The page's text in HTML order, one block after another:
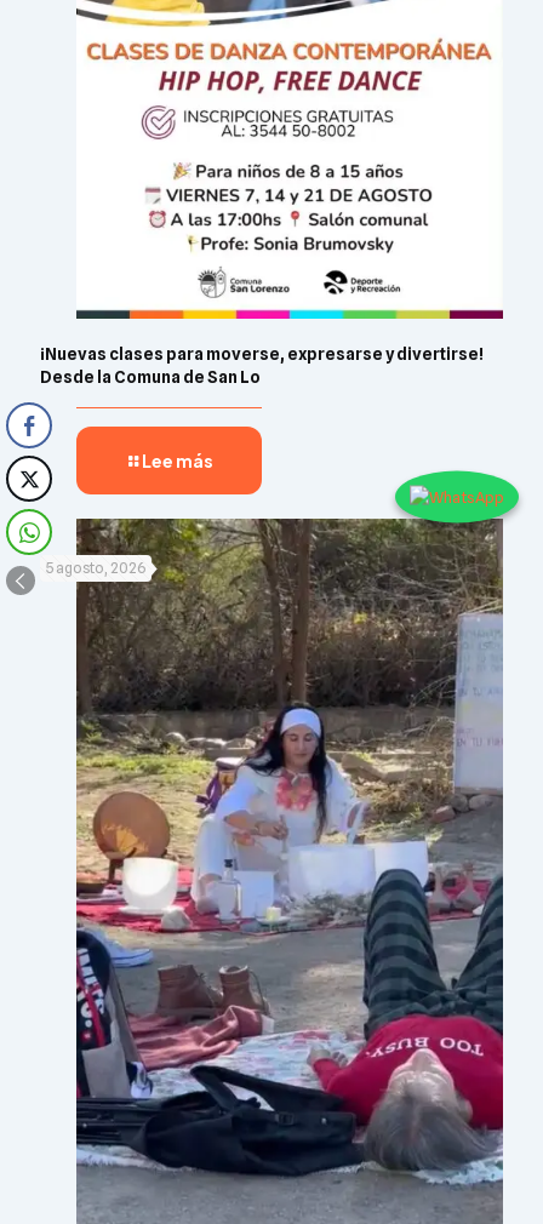
¡Nuevas clases para moverse, expresarse y divertirse!
Desde la Comuna de San Lo
Lee más
5 agosto, 2026